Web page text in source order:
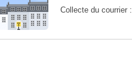
Collecte du courrier :